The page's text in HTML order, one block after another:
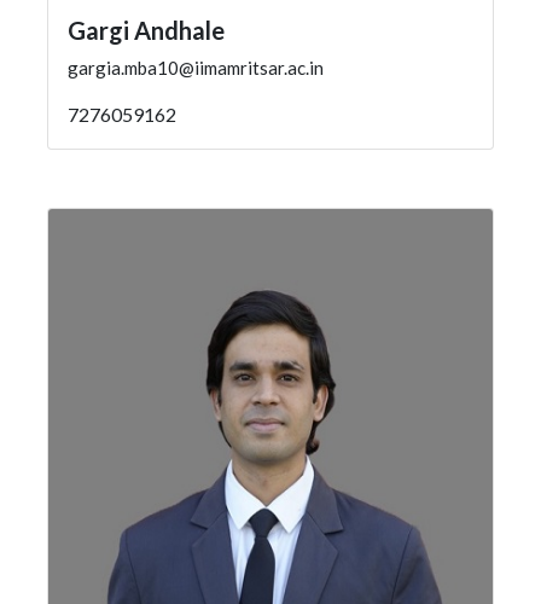
Gargi Andhale
gargia.mba10@iimamritsar.ac.in
7276059162